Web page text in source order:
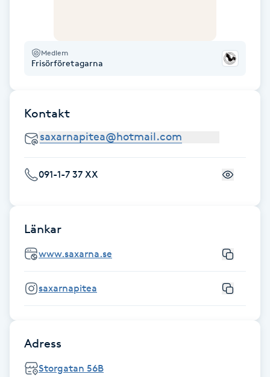
Gruppträning
Hatha Yoga
Headspa
Herrklippning
HIFU
Hollywood Peel
Hot Stone Massage
Medlem
Frisörföretagarna
Kontakt
091-1-7 37 XX
Länkar
www.saxarna.se
saxarnapitea
Adress
Storgatan 56B